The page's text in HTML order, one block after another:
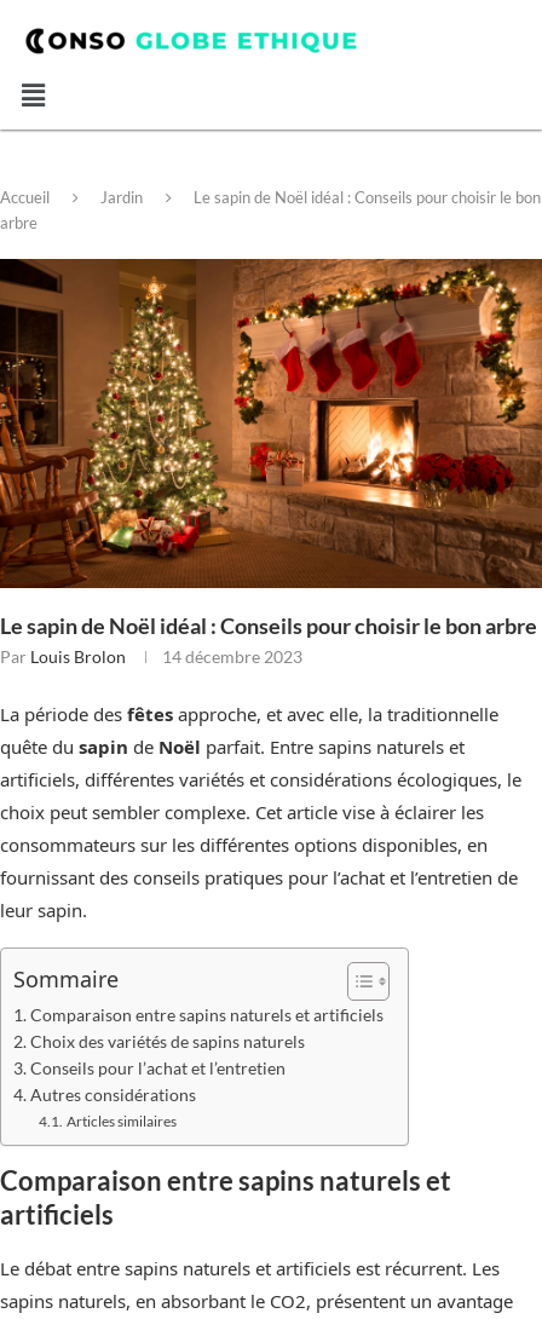
Accueil Jardin
Le sapin de Noël idéal : Conseils pour choisir le bon
arbre
Le sapin de Noël idéal : Conseils pour choisir le bon arbre
Par Louis Brolon 14 décembre 2023
La période des fêtes approche, et avec elle, la traditionnelle
quête du sapin de Noël parfait. Entre sapins naturels et
artificiels, différentes variétés et considérations écologiques, le
choix peut sembler complexe. Cet article vise à éclairer les
consommateurs sur les différentes options disponibles, en
fournissant des conseils pratiques pour l’achat et l’entretien de
leur sapin.
Sommaire
Comparaison entre sapins naturels et artificiels
Choix des variétés de sapins naturels
Conseils pour l’achat et l’entretien
Autres considérations
Articles similaires
Comparaison entre sapins naturels et
artificiels
Le débat entre sapins naturels et artificiels est récurrent. Les
sapins naturels, en absorbant le CO2, présentent un avantage